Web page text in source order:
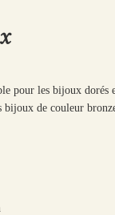
pour les bijoux dorés
bijoux de couleur